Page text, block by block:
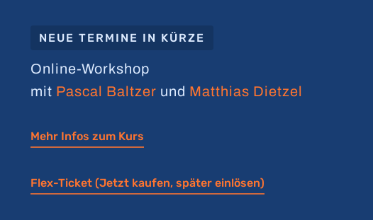
NEUE TERMINE IN KÜRZE
Online-Workshop
mit Pascal Baltzer und Matthias Dietzel
Mehr Infos zum Kurs
Flex-Ticket (Jetzt kaufen, später einlösen)